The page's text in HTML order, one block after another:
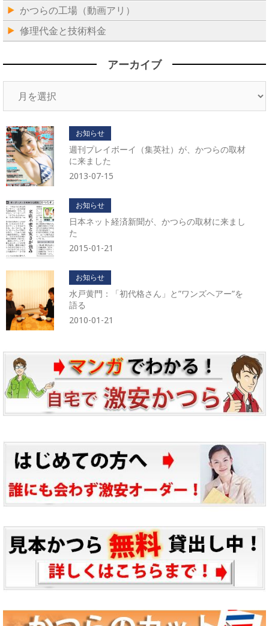
かつらの工場（動画アリ）
修理代金と技術料金
アーカイブ
イ
ブ
お知らせ
週刊プレイボーイ（集英社）が、かつらの取材
に来ました
2013-07-15
お知らせ
日本ネット経済新聞が、かつらの取材に来まし
た
2015-01-21
お知らせ
水戸黄門：「初代格さん」と”ワンズヘアー”を
語る
2010-01-21